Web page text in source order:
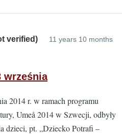
verified)
11 years 10 months
września
2014 r. w ramach programu
Umeå 2014 w Szwecji, odbyły
dzieci, pt. „Dziecko Potrafi –